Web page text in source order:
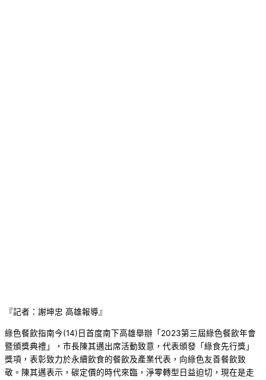
『記者：謝坤忠 高雄報導』
綠色餐飲指南今(14)日首度南下高雄舉辦「2023第三屆綠色餐飲年會
暨頒獎典禮」，市長陳其邁出席活動致意，代表頒發「綠食先行獎」
獎項，表彰致力於永續飲食的餐飲及產業代表，向綠色友善餐飲致
敬。陳其邁表示，碳定價的時代來臨，淨零轉型日益迫切，現在是走